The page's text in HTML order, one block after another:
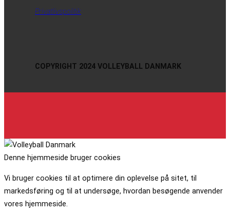
Privatlivspolitik
COPYRIGHT 2024 VOLLEYBALL DANMARK
Denne hjemmeside bruger cookies
Vi bruger cookies til at optimere din oplevelse på sitet, til
markedsføring og til at undersøge, hvordan besøgende anvender
vores hjemmeside.